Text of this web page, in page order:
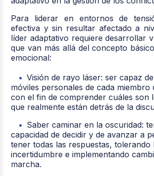
Para liderar en entornos de
efectiva y sin resultar afectado a
líder adaptativo requiere desarrollar
que van más allá del concepto
emocional:
Visión de rayo láser: ser capaz
móviles personales de cada miembro
con el fin de comprender cuáles son
que realmente están detrás de la
Saber caminar en la oscuridad:
capacidad de decidir y de avanzar a
tener todas las respuestas, tolerando
incertidumbre e implementando
marcha.